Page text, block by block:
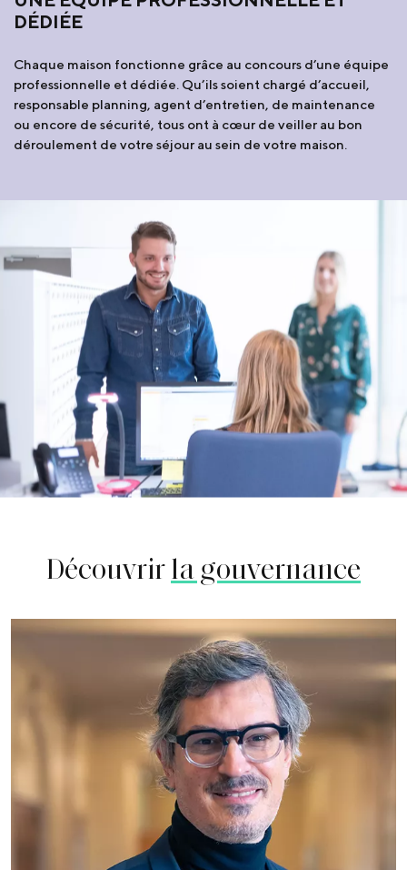
DÉDIÉE
Chaque maison fonctionne grâce au concours d’une équipe
professionnelle et dédiée. Qu’ils soient chargé d’accueil,
responsable planning, agent d’entretien, de maintenance
ou encore de sécurité, tous ont à cœur de veiller au bon
déroulement de votre séjour au sein de votre maison.
Découvrirla gouvernance